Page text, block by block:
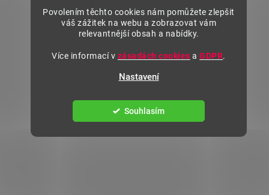
Povolením těchto cookies nám pomůžete zlepšit
váš zážitek na webu a zobrazovat vám
relevantnější obsah a nabídky.
Více informací v zásadách cookies aGDPR.
Nastavení
Souhlasím